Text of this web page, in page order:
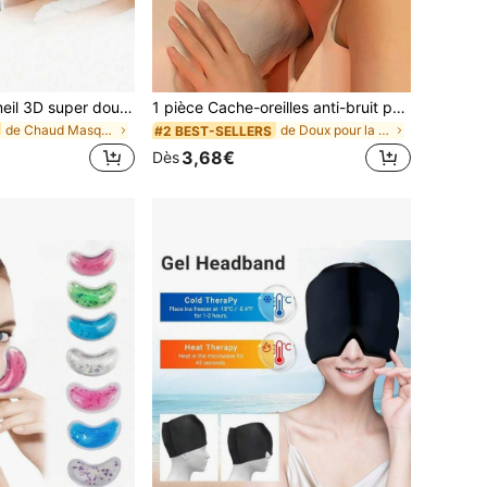
Masque de sommeil 3D super doux, 100% occultant, masque de sommeil bandeau, masque de sommeil lisse, masque de sommeil aide au sommeil, masque de sommeil de voyage, masque de sommeil sieste étudiant, convient à tous les types de peau - parfait pour les voyages & les siestes, cadeau idéal pour Halloween.
de Chaud Masque pour les yeux
1 pièce Cache-oreilles anti-bruit pour le sommeil, masque de sommeil réglable avec bande , masque de sommeil et cache-oreilles multifonctions, bouchons d'oreille, blocage du bruit, sans pression sur les oreilles, bandeau de sport réglable, protection contre le froid, convient pour le sommeil, la sieste, l'utilisation nocturne toute l'année. Applicable pour la chambre, les voyages, le bureau, l'école, les activités extérieures
#2 BEST-SELLERS de Doux pour la peau Masque pour les yeux
Dès3,68€